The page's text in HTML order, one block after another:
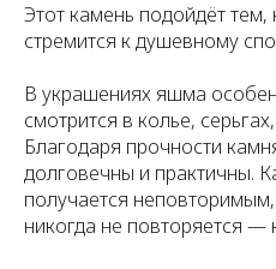
Этот камень подойдёт
стремится к душевному
В украшениях яшма
смотрится в колье,
Благодаря прочности
долговечны и практичны.
получается
никогда не повторяется —